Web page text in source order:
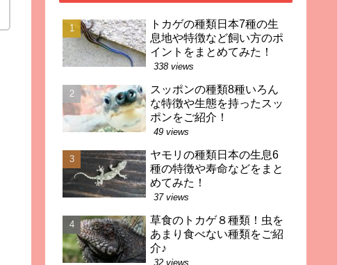
トカゲの種類日本7種の生
息地や特徴など飼い方のポ
イントをまとめてみた！
338 views
スッポンの種類8種いろん
な特徴や生態を持ったスッ
ポンをご紹介！
49 views
ヤモリの種類日本の生息6
種の特徴や寿命などをまと
めてみた！
37 views
草食のトカゲ８種類！虫を
あまり食べない種類をご紹
介♪
32 views